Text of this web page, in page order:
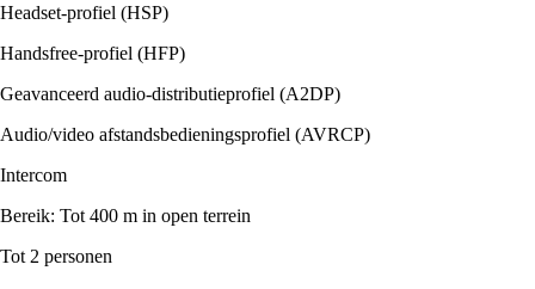
Headset-profiel (HSP)
Handsfree-profiel (HFP)
Geavanceerd audio-distributieprofiel (A2DP)
Audio/video afstandsbedieningsprofiel (AVRCP)
Intercom
Bereik: Tot 400 m in open terrein
Tot 2 personen